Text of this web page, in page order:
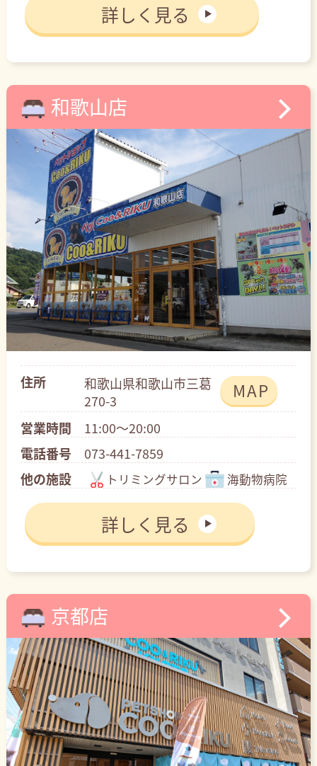
詳しく見る
和歌山店
住所
和歌山県和歌山市三葛
270-3
MAP
営業時間
11:00～20:00
電話番号
073-441-7859
他の施設
トリミングサロン 海動物病院
詳しく見る
京都店